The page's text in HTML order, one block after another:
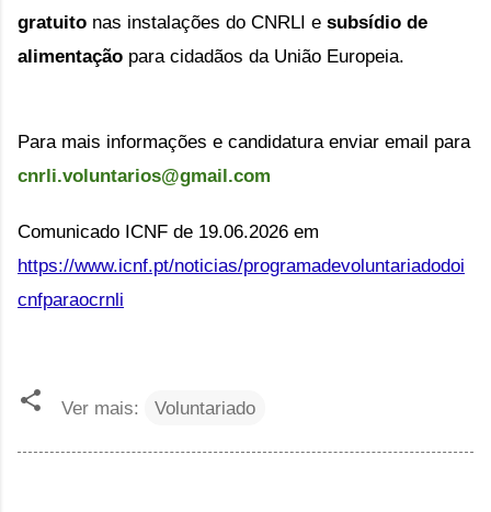
gratuito nas instalações do CNRLI e subsídio de
alimentação para cidadãos da União Europeia.
Para mais informações e candidatura enviar email para
cnrli.voluntarios@gmail.com
Comunicado ICNF de 19.06.2026 em
https://www.icnf.pt/noticias/programadevoluntariadodoi
cnfparaocrnli
Ver mais: Voluntariado